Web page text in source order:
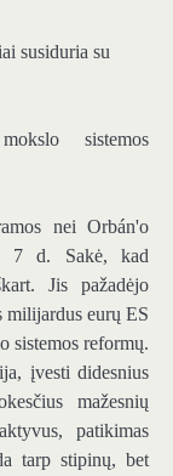
susiduria su
sistemos
nei Orbán'o
7 d. Sakė, kad
Jis pažadėjo
milijardus eurų ES
sistemos reformų.
įvesti didesnius
mažesnių
patikimas
tarp stipinų, bet